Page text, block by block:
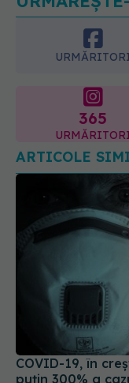
URMĂRITORI
URMĂRITORI
ARTICOLE
COVID-19, în
puțin 300% a
31 aug 2025, 22:37